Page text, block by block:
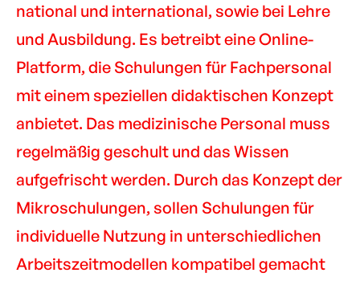
national und international, sowie bei Lehre
und Ausbildung. Es betreibt eine Online-
Platform, die Schulungen für Fachpersonal
mit einem speziellen didaktischen Konzept
anbietet. Das medizinische Personal muss
regelmäßig geschult und das Wissen
aufgefrischt werden. Durch das Konzept der
Mikroschulungen, sollen Schulungen für
individuelle Nutzung in unterschiedlichen
Arbeitszeitmodellen kompatibel gemacht